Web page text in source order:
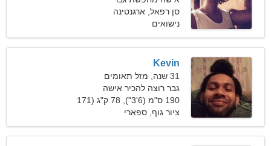
סן רפאל, ארגנטינה
נישואים
Kevin
31 שנה, מזל תאומים
גבר רוצה להכיר אישה
190 ס"מ (6'3"), 78 ק"ג (171
פאונד)
ציור גוף, ספארי